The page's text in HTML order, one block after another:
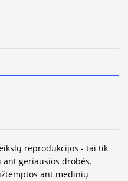
reprodukcijos - tai tik
ant geriausios drobės.
ant medinių